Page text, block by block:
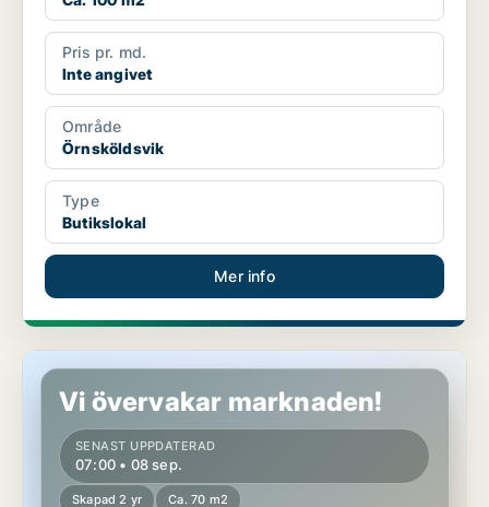
Pris pr. md.
Inte angivet
Område
Örnsköldsvik
Type
Butikslokal
Mer info
Butikslokal i Ystad
Vi övervakar marknaden!
SENAST UPPDATERAD
07:00 • 08 sep.
Skapad 2 yr Ca. 70 m2